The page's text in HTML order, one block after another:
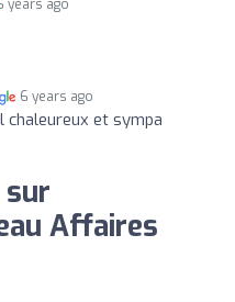
years ago
6 years ago
chaleureux et sympa
sur
Affaires